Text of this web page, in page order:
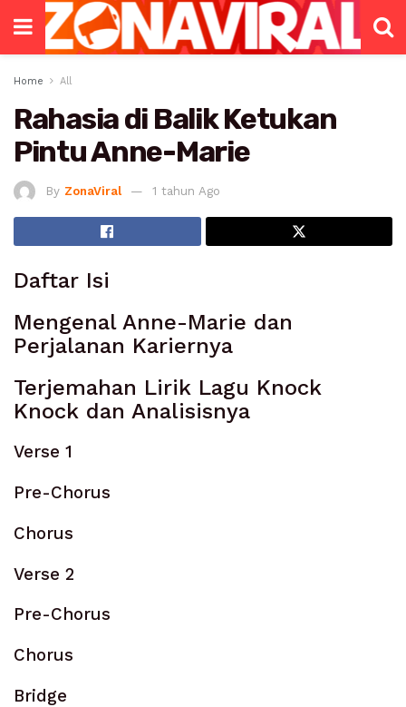
Home All
Rahasia di Balik Ketukan
Pintu Anne-Marie
By ZonaViral 1 tahun Ago
Daftar Isi
Mengenal Anne-Marie dan
Perjalanan Kariernya
Terjemahan Lirik Lagu Knock
Knock dan Analisisnya
Verse 1
Pre-Chorus
Chorus
Verse 2
Pre-Chorus
Chorus
Bridge